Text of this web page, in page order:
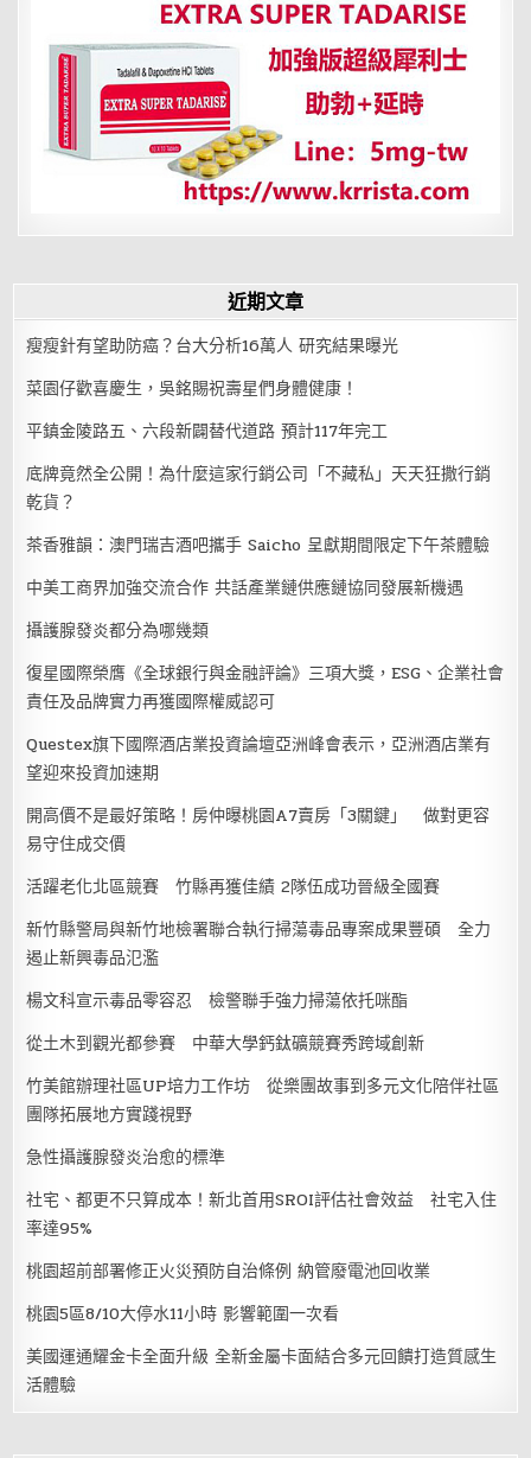
不
幸！
近期文章
瘦瘦針有望助防癌？台大分析16萬人 研究結果曝光
菜園仔歡喜慶生，吳銘賜祝壽星們身體健康！
平鎮金陵路五、六段新闢替代道路 預計117年完工
底牌竟然全公開！為什麼這家行銷公司「不藏私」天天狂撒行銷
乾貨？
茶香雅韻：澳門瑞吉酒吧攜手 Saicho 呈獻期間限定下午茶體驗
中美工商界加強交流合作 共話產業鏈供應鏈協同發展新機遇
攝護腺發炎都分為哪幾類
復星國際榮膺《全球銀行與金融評論》三項大獎，ESG、企業社會
責任及品牌實力再獲國際權威認可
Questex旗下國際酒店業投資論壇亞洲峰會表示，亞洲酒店業有
望迎來投資加速期
開高價不是最好策略！房仲曝桃園A7賣房「3關鍵」 做對更容
易守住成交價
活躍老化北區競賽 竹縣再獲佳績 2隊伍成功晉級全國賽
新竹縣警局與新竹地檢署聯合執行掃蕩毒品專案成果豐碩 全力
遏止新興毒品氾濫
楊文科宣示毒品零容忍 檢警聯手強力掃蕩依托咪酯
從土木到觀光都參賽 中華大學鈣鈦礦競賽秀跨域創新
竹美館辦理社區UP培力工作坊 從樂團故事到多元文化陪伴社區
團隊拓展地方實踐視野
急性攝護腺發炎治愈的標準
社宅、都更不只算成本！新北首用SROI評估社會效益 社宅入住
率達95%
桃園超前部署修正火災預防自治條例 納管廢電池回收業
桃園5區8/10大停水11小時 影響範圍一次看
美國運通耀金卡全面升級 全新金屬卡面結合多元回饋打造質感生
活體驗